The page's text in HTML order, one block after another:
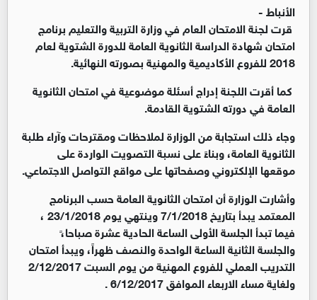
الأنباط -
قرت لجنة الامتحان العام في وزارة التربية والتعليم برنامج
امتحان شهادة الدراسة الثانوية العامة للدورة الشتوية لعام
2018 للفروع الأكاديمية والمهنية بصورته النهائية.
كما أقرت اللجنة إدراج أسئلة موضوعية في امتحان الثانوية
العامة في دورته الشتوية القادمة.
وجاء ذلك استجابة من الوزارة لملاحظات ومقترحات وآراء طلبة
الثانوية العامة، وبناءً على نسبة التصويت الواردة على
موقعها الإلكتروني وصفحاتها على مواقع التواصل الاجتماعي.
وأشارت الوزارة أن امتحان الثانوية العامة حسب البرنامج
المعتمد يبدأ بتاريخ 7/1/2018 وينتهي يوم 23/1/2018 ،
فيما تبدأ الجلسة الأولى الساعة الحادية عشرة صباحا،ً
والجلسة الثانية الساعة الواحدة والنصف ظهراً، ويبدأ امتحان
التدريب العملي للفروع المهنية من يوم السبت 2/12/2017
ولغاية مساء الاربعاء الموافق 6/12/2017 .